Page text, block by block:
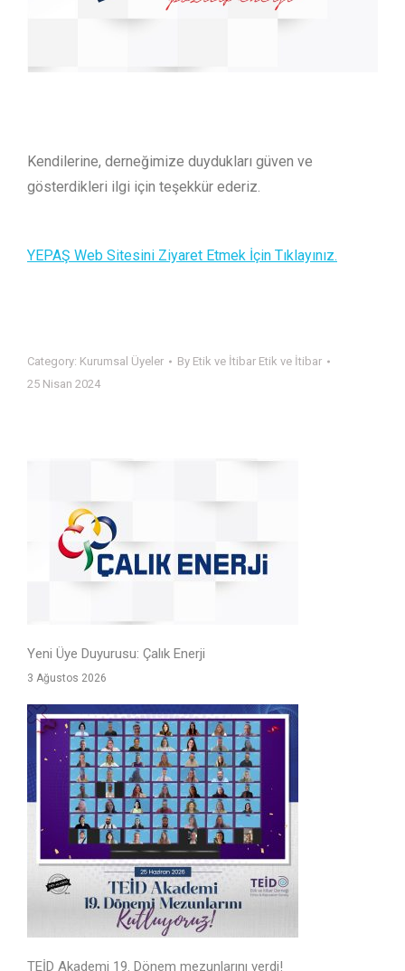
Kendilerine, derneğimize duydukları güven ve
gösterdikleri ilgi için teşekkür ederiz.
YEPAŞ Web Sitesini Ziyaret Etmek İçin Tıklayınız.
Category: Kurumsal Üyeler By Etik ve İtibar Etik ve İtibar
25 Nisan 2024
Yeni Üye Duyurusu: Çalık Enerji
3 Ağustos 2026
TEİD Akademi 19. Dönem mezunlarını verdi!